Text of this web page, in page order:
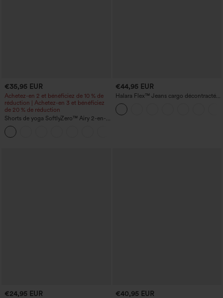
€35,95 EUR
Achetez-en 2 et bénéficiez de 10 % de
réduction | Achetez-en 3 et bénéficiez
de 20 % de réduction
Shorts de yoga SoftlyZero™ Airy 2-en-1
InstantCool, super taille haute, 7" avec
poches
€44,95 EUR
Halara Flex™ Jeans cargo décontractés
taille mi-haute, jambes droites, avec
poches
€24,95 EUR €40,95 EUR